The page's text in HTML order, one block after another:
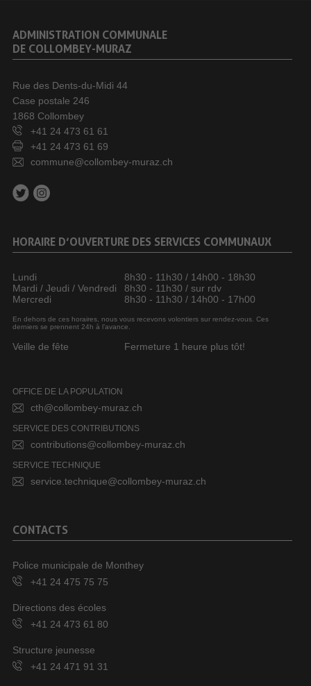
ADMINISTRATION COMMUNALE
DE COLLOMBEY-MURAZ
Rue des Dents-du-Midi 44
Case postale 246
1868 Collombey
+41 24 473 61 61
+41 24 473 61 69
commune@collombey-muraz.ch
HORAIRE D’OUVERTURE DES SERVICES COMMUNAUX
Lundi
8h30 - 11h30 / 14h00 - 18h30
Mardi / Jeudi / Vendredi
8h30 - 11h30 / sur rdv
Mercredi
8h30 - 11h30 / 14h00 - 17h00
En dehors de ces horaires, nous vous recevons volontiers sur rendez-vous. Ces
derniers se prennent 24h à l’avance.
Veille de fête Fermeture 1 heure plus tôt!
OFFICE DE LA POPULATION
cth@collombey-muraz.ch
SERVICE DES CONTRIBUTIONS
contributions@collombey-muraz.ch
SERVICE TECHNIQUE
service.technique@collombey-muraz.ch
CONTACTS
Police municipale de Monthey
+41 24 475 75 75
Directions des écoles
+41 24 473 61 80
Structure jeunesse
+41 24 471 91 31